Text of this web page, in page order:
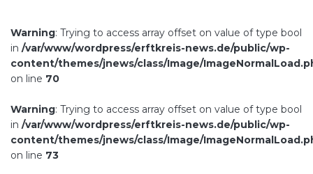
Warning: Trying to access array offset on value of type bool
in /var/www/wordpress/erftkreis-news.de/public/wp-
content/themes/jnews/class/Image/
on line 70
Warning: Trying to access array offset on value of type bool
in /var/www/wordpress/erftkreis-news.de/public/wp-
content/themes/jnews/class/Image/
on line 73